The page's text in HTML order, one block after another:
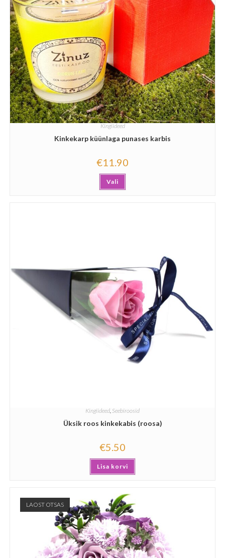
Kingiideed
Kinkekarp küünlaga punases karbis
€11.90
Vali
Kingiideed, Seebiroosid
Üksik roos kinkekabis (roosa)
€5.50
Lisa korvi
LAOST OTSAS